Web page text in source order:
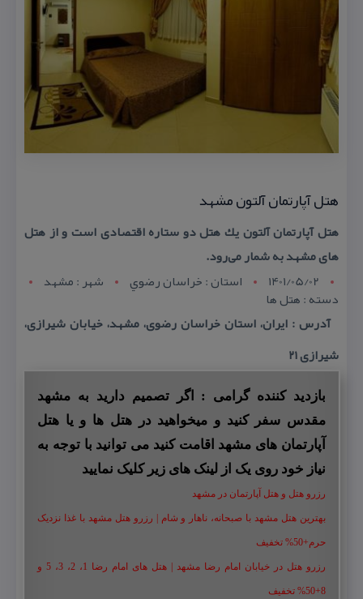
هتل آپارتمان آلتون مشهد
هتل آپارتمان آلتون یك هتل دو ستاره اقتصادی است و از هتل
های مشهد به شمار می‌رود.
1401/05/02
استان : خراسان رضوي شهر : مشهد
دسته : هتل ها
آدرس : ایران، استان خراسان رضوی، مشهد، خیابان شیرازی،
شیرازی ۲۱
بازدید کننده گرامی : اگر تصمیم دارید به مشهد
مقدس سفر کنید و میخواهید در هتل ها و یا هتل
آپارتمان های مشهد اقامت کنید می توانید با توجه به
نیاز خود روی یک از لینک های زیر کلیک نمایید
رزرو هتل و هتل آپارتمان در مشهد
بهترین هتل مشهد با صبحانه، ناهار و شام | رزرو هتل مشهد با غذا نزدیک
حرم+50% تخفیف
رزرو هتل در خیابان امام رضا مشهد | هتل‌ های امام رضا 1، 2، 3، 5 و
8+50% تخفیف